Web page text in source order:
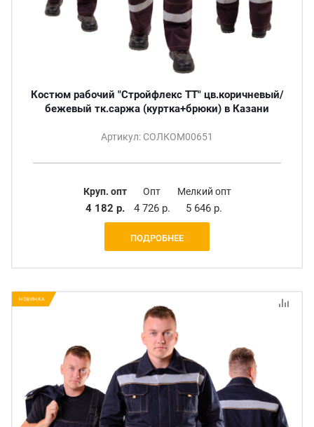
Костюм рабочий "Стройфлекс ТТ" цв.коричневый/
бежевый тк.саржа (куртка+брюки) в Казани
Артикул: СОЛКОМ00651
Круп. опт
4 182 р.
Опт
4 726 р.
Мелкий опт
5 646 р.
ПОДРОБНЕЕ
НОВИНКА